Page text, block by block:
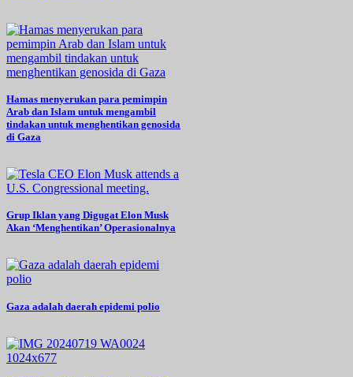
Hamas menyerukan para pemimpin
Arab dan Islam untuk mengambil
tindakan untuk menghentikan genosida
di Gaza
Grup Iklan yang Digugat Elon Musk
Akan ‘Menghentikan’ Operasionalnya
Gaza adalah daerah epidemi polio